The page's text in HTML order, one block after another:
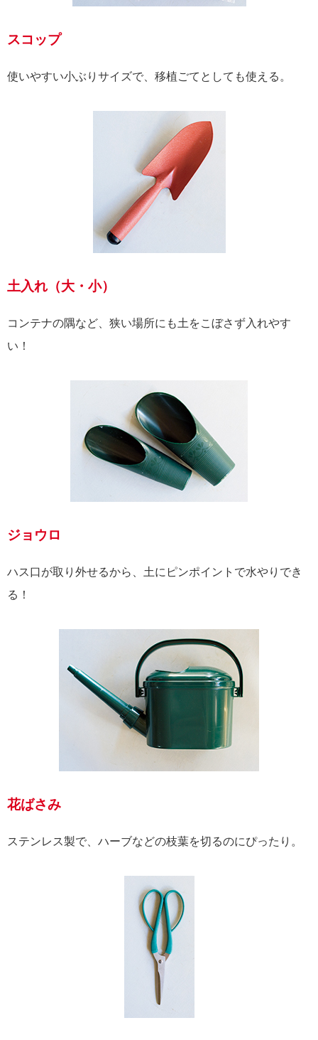
スコップ
使いやすい小ぶりサイズで、移植ごてとしても使える。
土入れ（大・小）
コンテナの隅など、狭い場所にも土をこぼさず入れやす
い！
ジョウロ
ハス口が取り外せるから、土にピンポイントで水やりでき
る！
花ばさみ
ステンレス製で、ハーブなどの枝葉を切るのにぴったり。